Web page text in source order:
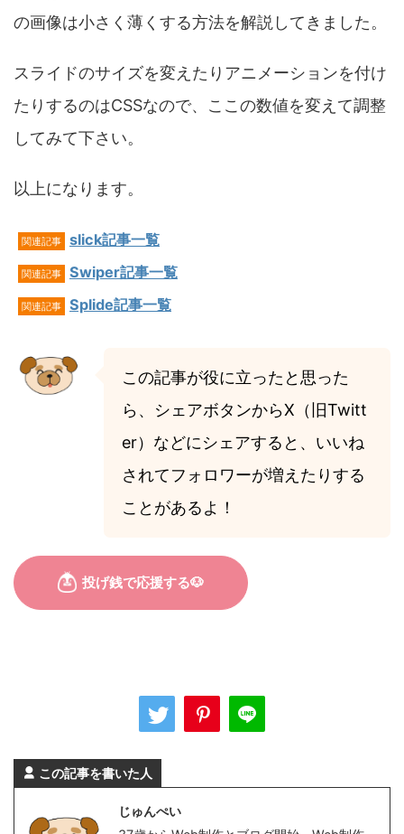
の画像は小さく薄くする方法を解説してきました。
スライドのサイズを変えたりアニメーションを付け
たりするのはCSSなので、ここの数値を変えて調整
してみて下さい。
以上になります。
関連記事 slick記事一覧
関連記事 Swiper記事一覧
関連記事 Splide記事一覧
この記事が役に立ったと思った
ら、シェアボタンからX（旧Twitt
er）などにシェアすると、いいね
されてフォロワーが増えたりする
ことがあるよ！
この記事を書いた人
じゅんぺい